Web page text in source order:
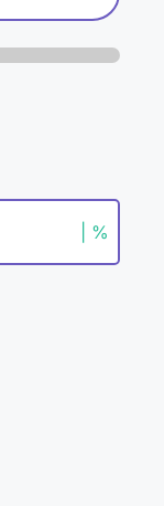
| %